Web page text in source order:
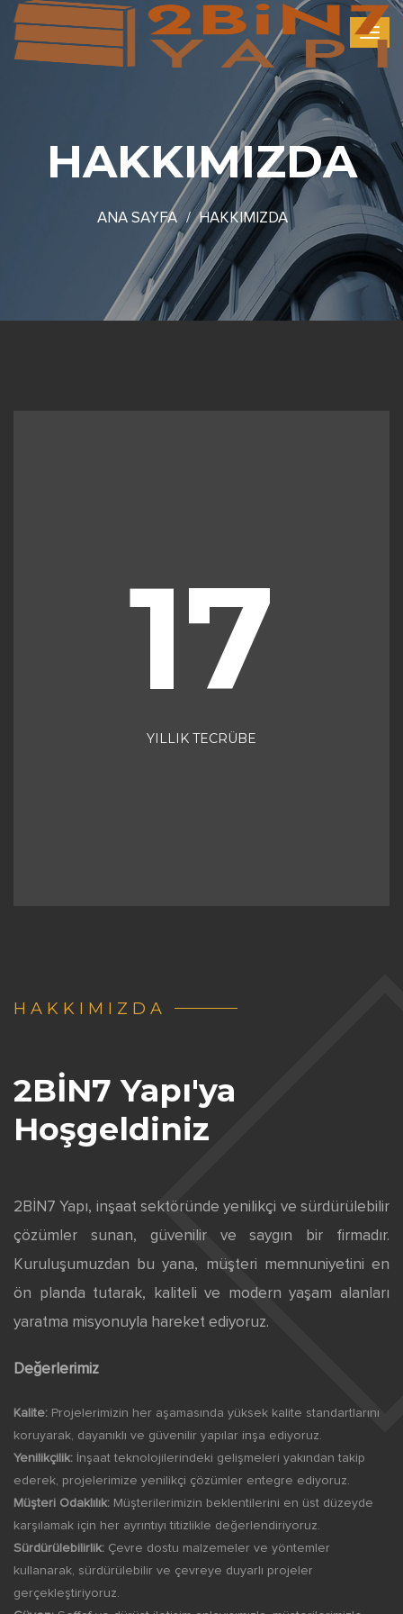
HAKKIMIZDA
ANA SAYFA HAKKIMIZDA
17
YILLIK TECRÜBE
HAKKIMIZDA
2BİN7 Yapı'ya
Hoşgeldiniz
2BİN7 Yapı, inşaat sektöründe yenilikçi ve sürdürülebilir
çözümler sunan, güvenilir ve saygın bir firmadır.
Kuruluşumuzdan bu yana, müşteri memnuniyetini en
ön planda tutarak, kaliteli ve modern yaşam alanları
yaratma misyonuyla hareket ediyoruz.
Değerlerimiz
Kalite: Projelerimizin her aşamasında yüksek kalite standartlarını
koruyarak, dayanıklı ve güvenilir yapılar inşa ediyoruz.
Yenilikçilik: İnşaat teknolojilerindeki gelişmeleri yakından takip
ederek, projelerimize yenilikçi çözümler entegre ediyoruz.
Müşteri Odaklılık: Müşterilerimizin beklentilerini en üst düzeyde
karşılamak için her ayrıntıyı titizlikle değerlendiriyoruz.
Sürdürülebilirlik: Çevre dostu malzemeler ve yöntemler
kullanarak, sürdürülebilir ve çevreye duyarlı projeler
gerçekleştiriyoruz.